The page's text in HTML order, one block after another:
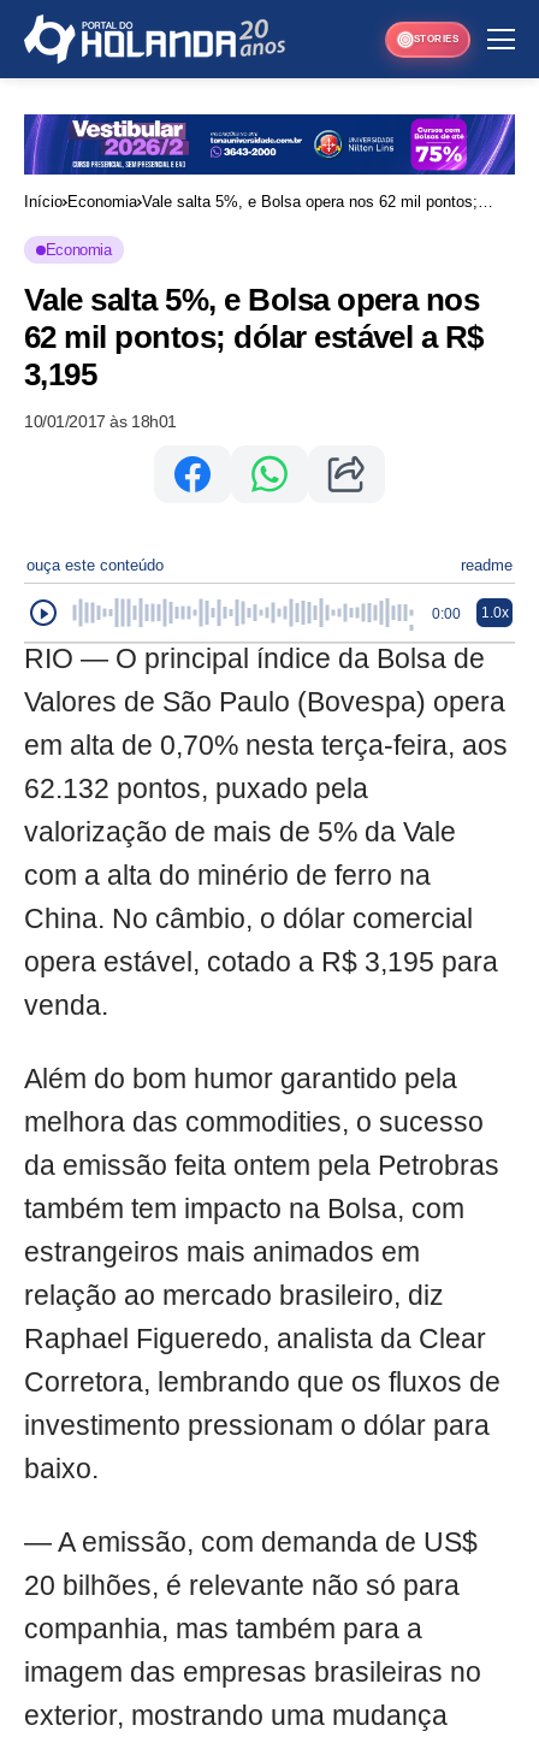
STORIES
Início Economia Vale salta 5%, e Bolsa opera nos 62 mil pontos;
Economia
Vale salta 5%, e Bolsa opera nos
62 mil pontos; dólar estável a R$
3,195
10/01/2017 às 18h01
ouça este conteúdo readme
0:00 1.0x
RIO — O principal índice da Bolsa de
Valores de São Paulo (Bovespa) opera
em alta de 0,70% nesta terça-feira, aos
62.132 pontos, puxado pela
valorização de mais de 5% da Vale
com a alta do minério de ferro na
China. No câmbio, o dólar comercial
opera estável, cotado a R$ 3,195 para
venda.
Além do bom humor garantido pela
melhora das commodities, o sucesso
da emissão feita ontem pela Petrobras
também tem impacto na Bolsa, com
estrangeiros mais animados em
relação ao mercado brasileiro, diz
Raphael Figueredo, analista da Clear
Corretora, lembrando que os fluxos de
investimento pressionam o dólar para
baixo.
— A emissão, com demanda de US$
20 bilhões, é relevante não só para
companhia, mas também para a
imagem das empresas brasileiras no
exterior, mostrando uma mudança